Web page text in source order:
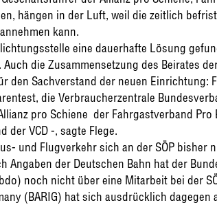
hängen in der Luft, weil die zeitlich
kann.
eine dauerhafte Lösung
Auch die Zusammensetzung des Beirates
den Sachverstand der neuen Einrichtung:
die Verbraucherzentrale
pro Schiene  der Fahrgastverband Pro
der VCD -, sagte Flege.
und Flugverkehr sich an der SÖP
Angaben der Deutschen Bahn hat der
noch nicht über eine Mitarbeit bei der
(BARIG) hat sich ausdrücklich dagegen